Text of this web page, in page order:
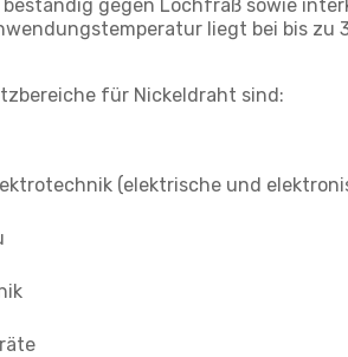
gegen Lochfraß sowie
liegt bei bis zu
für Nickeldraht sind:
(elektrische und